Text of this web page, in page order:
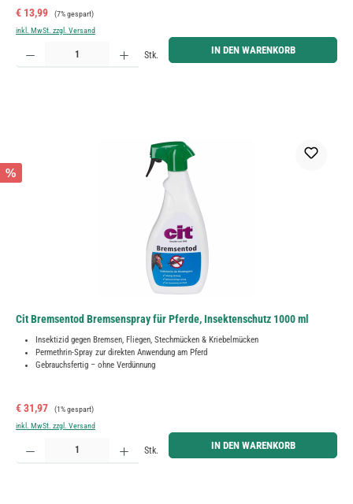
Verkaufspreis:
€ 13,99 Regulärer Preis:
(7% gespart)
inkl. MwSt. zzgl. Versand
Produkt Anzahl: Gib den gewünschten Wert ein oder benutze die Schaltflächen um die Anzahl zu
Stk. IN DEN WARENKORB
%
Cit Bremsentod Bremsenspray für Pferde, Insektenschutz 1000 ml
Insektizid gegen Bremsen, Fliegen, Stechmücken & Kriebelmücken
Permethrin-Spray zur direkten Anwendung am Pferd
Gebrauchsfertig – ohne Verdünnung
Verkaufspreis:
€ 31,97 Regulärer Preis:
(1% gespart)
inkl. MwSt. zzgl. Versand
Produkt Anzahl: Gib den gewünschten Wert ein oder benutze die Schaltflächen um die Anzahl zu
Stk. IN DEN WARENKORB